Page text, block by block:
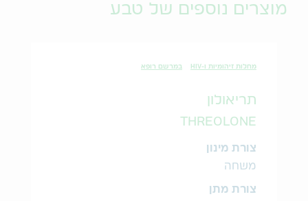
מוצרים נוספים של טבע
מחלות זיהומיות ו-HIV במרשם רופא
תריאולון
THREOLONE
צורת מינון
משחה
צורת מתן